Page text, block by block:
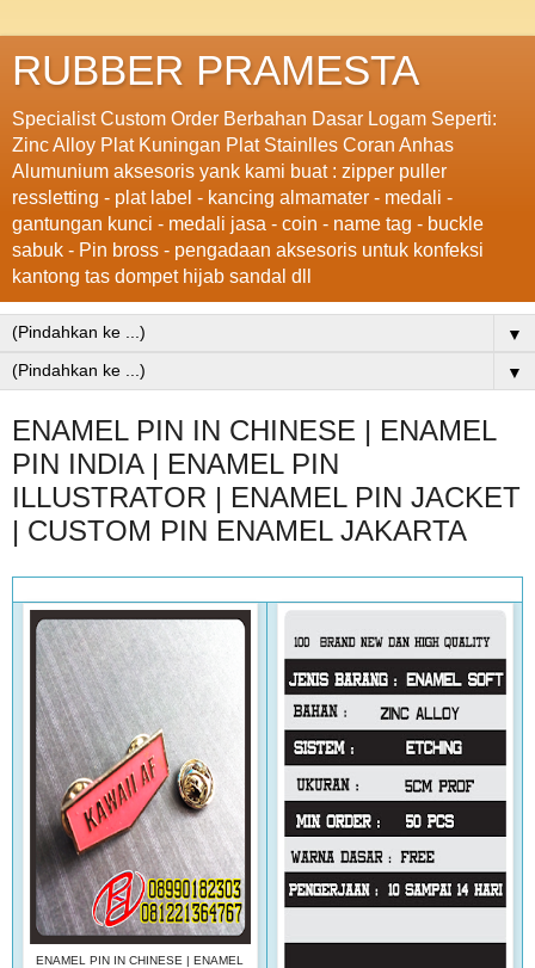
RUBBER PRAMESTA
Specialist Custom Order Berbahan Dasar Logam Seperti:
Zinc Alloy Plat Kuningan Plat Stainlles Coran Anhas
Alumunium aksesoris yank kami buat : zipper puller
ressletting - plat label - kancing almamater - medali -
gantungan kunci - medali jasa - coin - name tag - buckle
sabuk - Pin bross - pengadaan aksesoris untuk konfeksi
kantong tas dompet hijab sandal dll
▼
▼
ENAMEL PIN IN CHINESE | ENAMEL
PIN INDIA | ENAMEL PIN
ILLUSTRATOR | ENAMEL PIN JACKET
| CUSTOM PIN ENAMEL JAKARTA
ENAMEL PIN IN CHINESE | ENAMEL